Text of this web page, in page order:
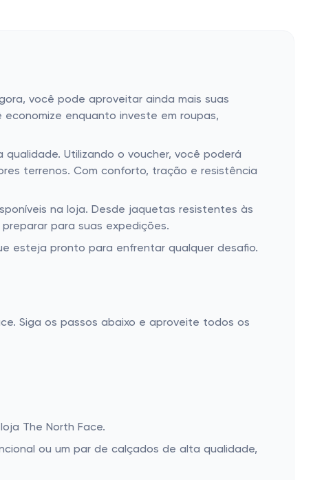
você pode aproveitar ainda mais suas
enquanto investe em roupas,
Utilizando o voucher, você poderá
terrenos. Com conforto, tração e resistência
na loja. Desde jaquetas resistentes às
para suas expedições.
esteja pronto para enfrentar qualquer desafio.
Siga os passos abaixo e aproveite todos os
The North Face.
ou um par de calçados de alta qualidade,